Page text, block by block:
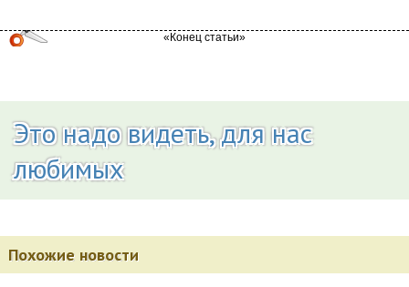
Это надо видеть, для нас
любимых
Похожие новости